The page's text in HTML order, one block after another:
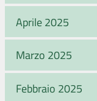
Aprile 2025
Marzo 2025
Febbraio 2025